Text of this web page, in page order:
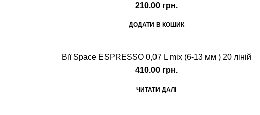
210.00 грн.
ДОДАТИ В КОШИК
Вії Space ESPRESSO 0,07 L mix (6-13 мм ) 20 ліній
410.00 грн.
ЧИТАТИ ДАЛІ